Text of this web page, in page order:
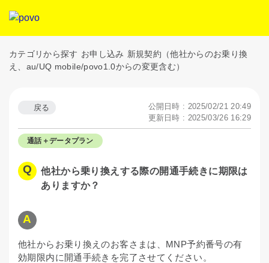
カテゴリから探す お申し込み 新規契約（他社からのお乗り換
え、au/UQ mobile/povo1.0からの変更含む）
戻る
公開日時 : 2025/02/21 20:49
更新日時 : 2025/03/26 16:29
通話＋データプラン
他社から乗り換えする際の開通手続きに期限は
ありますか？
他社からお乗り換えのお客さまは、MNP予約番号の有
効期限内に開通手続きを完了させてください。